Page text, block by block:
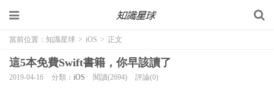
當前位置： 知識星球 > iOS > 正文
這5本免費Swift書籍，你早該讀了
2019-04-16 分類： iOS 閱讀(2694) 評論(0)